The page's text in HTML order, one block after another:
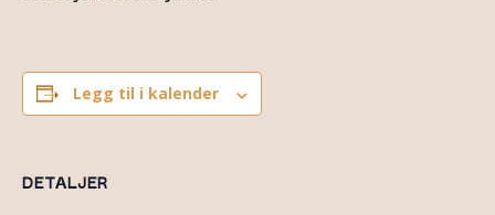
Legg til i kalender
DETALJER